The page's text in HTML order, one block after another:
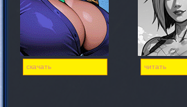
скачать читать